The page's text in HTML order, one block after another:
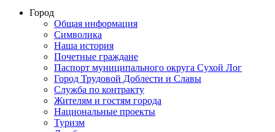
Город
Общая информация
Символика
Наша история
Почетные граждане
Паспорт муниципального округа Сухой Лог
Город Трудовой Доблести и Славы
Служба по контракту
Жителям и гостям города
Национальные проекты
Туризм